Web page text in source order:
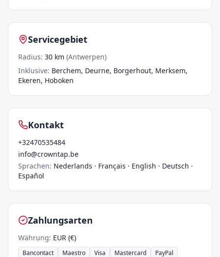
Servicegebiet
Radius: 30 km (Antwerpen)
Inklusive: Berchem, Deurne, Borgerhout, Merksem,
Ekeren, Hoboken
Kontakt
+32470535484
info@crowntap.be
Sprachen: Nederlands · Français · English · Deutsch ·
Español
Zahlungsarten
Währung: EUR (€)
Bancontact Maestro Visa Mastercard
PayPal